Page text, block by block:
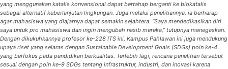
yang menggunakan katalis konvensional dapat bertahap berganti ke biokatalis
sebagai alternatif keberlanjutan lingkungan. Juga melalui penelitiannya, ia berharap
agar mahasiswa yang diajarnya dapat semakin sejahtera. “Saya mendedikasikan diri
saya untuk pro mahasiswa dan ingin mengubah nasib mereka,” tutupnya menegaskan.
Dengan dikukuhkannya profesor ke-228 ITS ini, Kampus Pahlawan ini juga mendukung
upaya riset yang selaras dengan Sustainable Development Goals (SDGs) poin ke-4
yang berfokus pada pendidikan berkualitas. Terlebih lagi, rencana penelitian tersebut
sesuai dengan poin ke-9 SDGs tentang infrastruktur, industri, dan inovasi karena